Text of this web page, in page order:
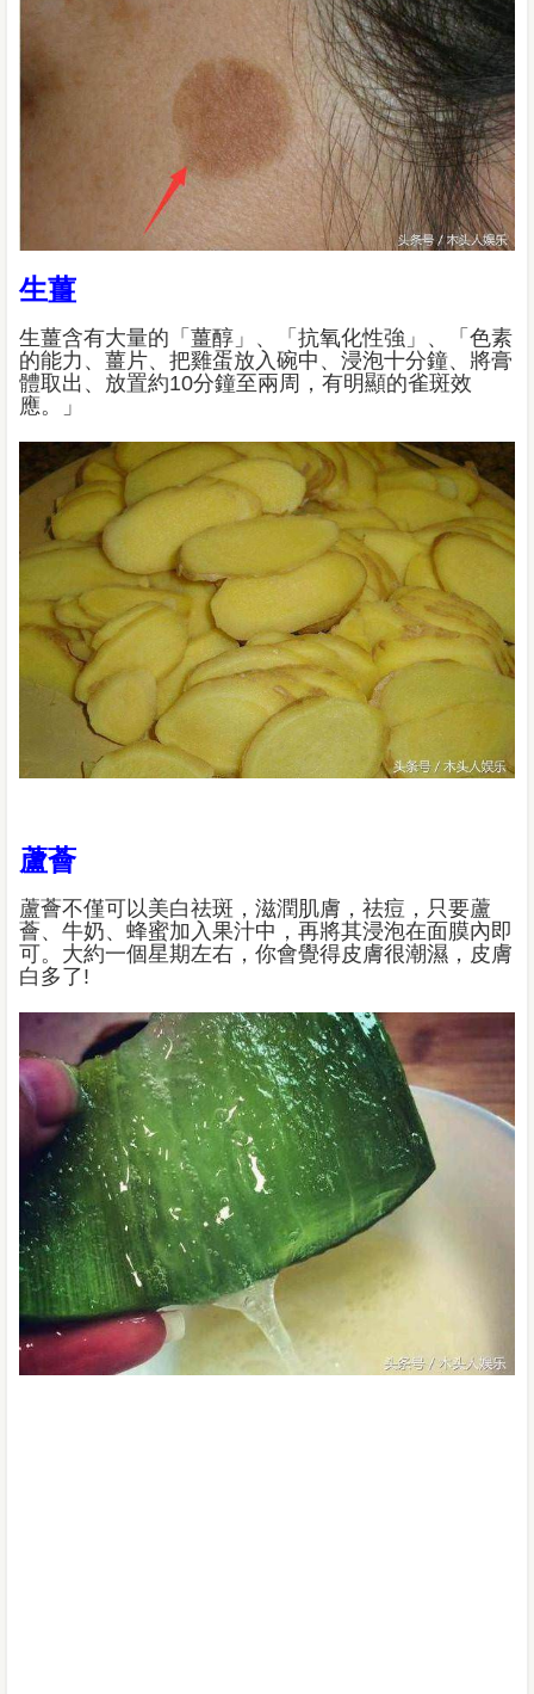
生薑
生薑含有大量的「薑醇」、「抗氧化性強」、「色素
的能力、薑片、把雞蛋放入碗中、浸泡十分鐘、將膏
體取出、放置約10分鐘至兩周，有明顯的雀斑效
應。」
蘆薈
蘆薈不僅可以美白祛斑，滋潤肌膚，祛痘，只要蘆
薈、牛奶、蜂蜜加入果汁中，再將其浸泡在面膜內即
可。大約一個星期左右，你會覺得皮膚很潮濕，皮膚
白多了!